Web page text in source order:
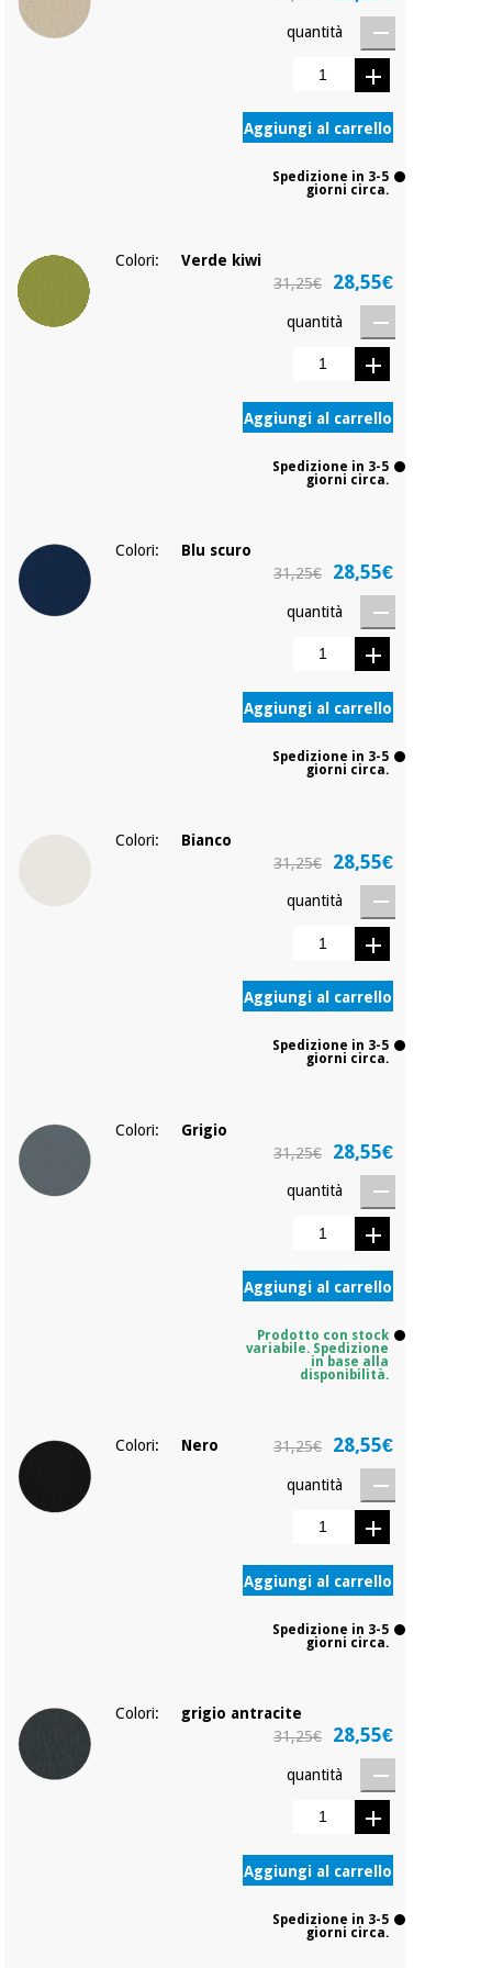
quantità
Aggiungi al carrello
Spedizione in 3-5
giorni circa.
Colori:
Verde kiwi
31,25€
28,55€
quantità
Aggiungi al carrello
Spedizione in 3-5
giorni circa.
Colori:
Blu scuro
31,25€
28,55€
quantità
Aggiungi al carrello
Spedizione in 3-5
giorni circa.
Colori:
Bianco
31,25€
28,55€
quantità
Aggiungi al carrello
Spedizione in 3-5
giorni circa.
Colori:
Grigio
31,25€
28,55€
quantità
Aggiungi al carrello
Prodotto con stock
variabile. Spedizione
in base alla
disponibilità.
Colori: Nero 31,25€ 28,55€
quantità
Aggiungi al carrello
Spedizione in 3-5
giorni circa.
Colori:
grigio antracite
31,25€
28,55€
quantità
Aggiungi al carrello
Spedizione in 3-5
giorni circa.